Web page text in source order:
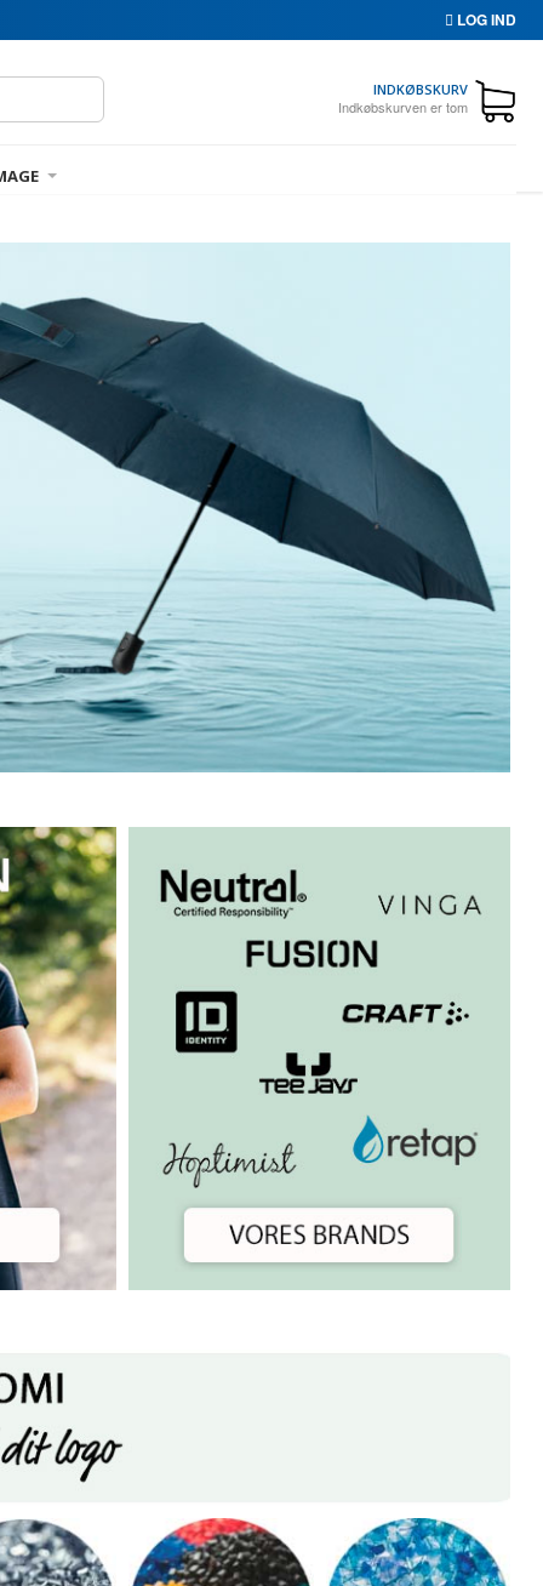
LOG IND
INDKØBSKURV
Indkøbskurven er tom